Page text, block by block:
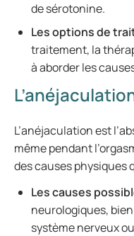
de sérotonine.
Les options de
traitement, la
à aborder les
L’anéjaculation est
même pendant
des causes physiques
Les causes
neurologiques,
système nerveux